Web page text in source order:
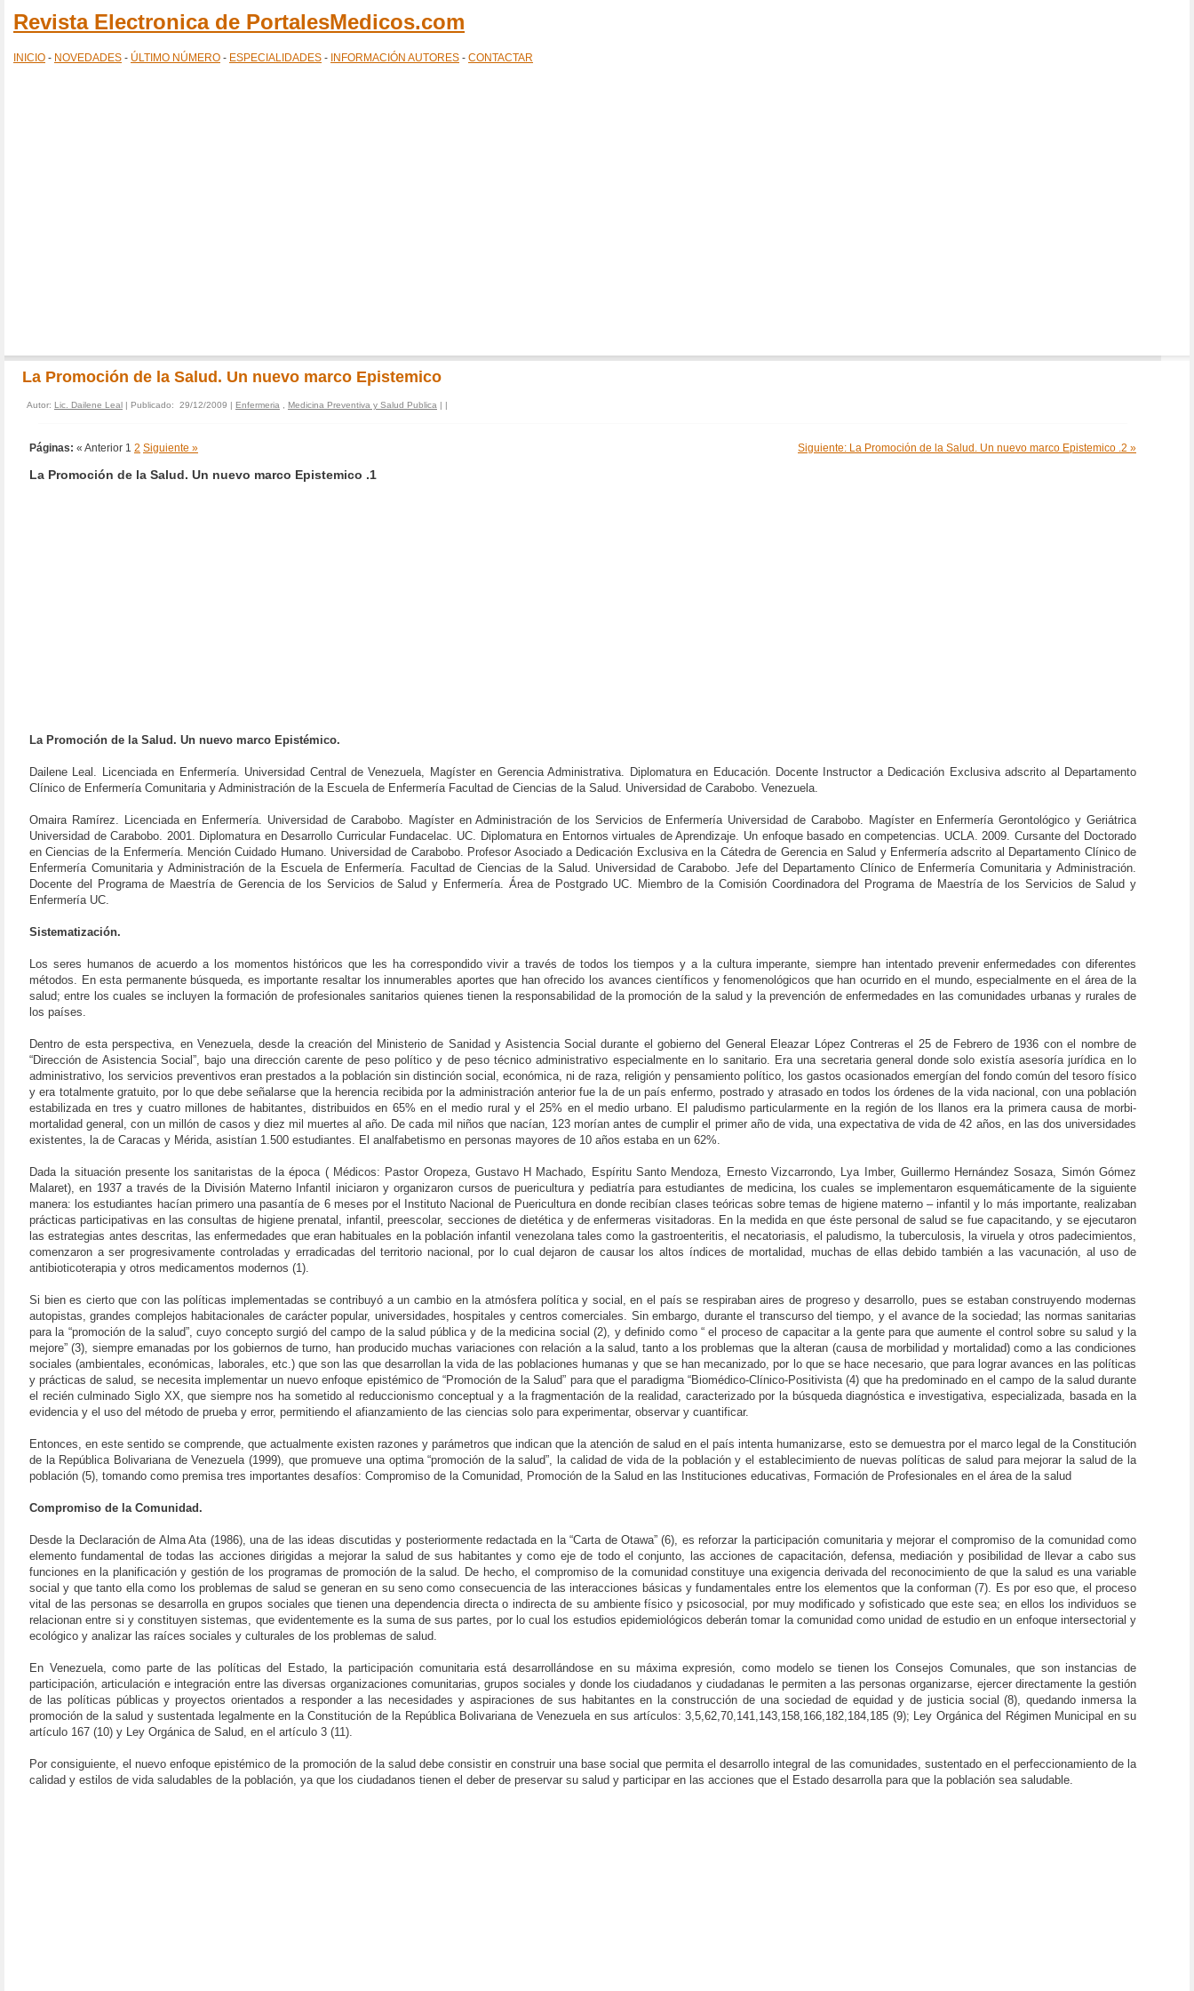
Revista Electronica de PortalesMedicos.com
INICIO - NOVEDADES - ÚLTIMO NÚMERO - ESPECIALIDADES - INFORMACIÓN AUTORES - CONTACTAR
La Promoción de la Salud. Un nuevo marco Epistemico
Autor: Lic. Dailene Leal | Publicado: 29/12/2009 | Enfermeria Medicina Preventiva y Salud Publica | |
Páginas: « Anterior 1 2 Siguiente » Siguiente: La Promoción de la Salud. Un nuevo marco Epistemico .2 »
La Promoción de la Salud. Un nuevo marco Epistemico .1
La Promoción de la Salud. Un nuevo marco Epistémico.
Dailene Leal. Licenciada en Enfermería. Universidad Central de Venezuela, Magíster en Gerencia Administrativa. Diplomatura en Educación. Docente Instructor a Dedicación Exclusiva adscrito al Departamento
Clínico de Enfermería Comunitaria y Administración de la Escuela de Enfermería Facultad de Ciencias de la Salud. Universidad de Carabobo. Venezuela.
Omaira Ramírez. Licenciada en Enfermería. Universidad de Carabobo. Magíster en Administración de los Servicios de Enfermería Universidad de Carabobo. Magíster en Enfermería Gerontológico y Geriátrica
Universidad de Carabobo. 2001. Diplomatura en Desarrollo Curricular Fundacelac. UC. Diplomatura en Entornos virtuales de Aprendizaje. Un enfoque basado en competencias. UCLA. 2009. Cursante del Doctorado
en Ciencias de la Enfermería. Mención Cuidado Humano. Universidad de Carabobo. Profesor Asociado a Dedicación Exclusiva en la Cátedra de Gerencia en Salud y Enfermería adscrito al Departamento Clínico de
Enfermería Comunitaria y Administración de la Escuela de Enfermería. Facultad de Ciencias de la Salud. Universidad de Carabobo. Jefe del Departamento Clínico de Enfermería Comunitaria y Administración.
Docente del Programa de Maestría de Gerencia de los Servicios de Salud y Enfermería. Área de Postgrado UC. Miembro de la Comisión Coordinadora del Programa de Maestría de los Servicios de Salud y
Enfermería UC.
Sistematización.
Los seres humanos de acuerdo a los momentos históricos que les ha correspondido vivir a través de todos los tiempos y a la cultura imperante, siempre han intentado prevenir enfermedades con diferentes
métodos. En esta permanente búsqueda, es importante resaltar los innumerables aportes que han ofrecido los avances científicos y fenomenológicos que han ocurrido en el mundo, especialmente en el área de la
salud; entre los cuales se incluyen la formación de profesionales sanitarios quienes tienen la responsabilidad de la promoción de la salud y la prevención de enfermedades en las comunidades urbanas y rurales de
los países.
Dentro de esta perspectiva, en Venezuela, desde la creación del Ministerio de Sanidad y Asistencia Social durante el gobierno del General Eleazar López Contreras el 25 de Febrero de 1936 con el nombre de
“Dirección de Asistencia Social”, bajo una dirección carente de peso político y de peso técnico administrativo especialmente en lo sanitario. Era una secretaria general donde solo existía asesoría jurídica en lo
administrativo, los servicios preventivos eran prestados a la población sin distinción social, económica, ni de raza, religión y pensamiento político, los gastos ocasionados emergían del fondo común del tesoro físico
y era totalmente gratuito, por lo que debe señalarse que la herencia recibida por la administración anterior fue la de un país enfermo, postrado y atrasado en todos los órdenes de la vida nacional, con una población
estabilizada en tres y cuatro millones de habitantes, distribuidos en 65% en el medio rural y el 25% en el medio urbano. El paludismo particularmente en la región de los llanos era la primera causa de morbi-
mortalidad general, con un millón de casos y diez mil muertes al año. De cada mil niños que nacían, 123 morían antes de cumplir el primer año de vida, una expectativa de vida de 42 años, en las dos universidades
existentes, la de Caracas y Mérida, asistían 1.500 estudiantes. El analfabetismo en personas mayores de 10 años estaba en un 62%.
Dada la situación presente los sanitaristas de la época ( Médicos: Pastor Oropeza, Gustavo H Machado, Espíritu Santo Mendoza, Ernesto Vizcarrondo, Lya Imber, Guillermo Hernández Sosaza, Simón Gómez
Malaret), en 1937 a través de la División Materno Infantil iniciaron y organizaron cursos de puericultura y pediatría para estudiantes de medicina, los cuales se implementaron esquemáticamente de la siguiente
manera: los estudiantes hacían primero una pasantía de 6 meses por el Instituto Nacional de Puericultura en donde recibían clases teóricas sobre temas de higiene materno – infantil y lo más importante, realizaban
prácticas participativas en las consultas de higiene prenatal, infantil, preescolar, secciones de dietética y de enfermeras visitadoras. En la medida en que éste personal de salud se fue capacitando, y se ejecutaron
las estrategias antes descritas, las enfermedades que eran habituales en la población infantil venezolana tales como la gastroenteritis, el necatoriasis, el paludismo, la tuberculosis, la viruela y otros padecimientos,
comenzaron a ser progresivamente controladas y erradicadas del territorio nacional, por lo cual dejaron de causar los altos índices de mortalidad, muchas de ellas debido también a las vacunación, al uso de
antibioticoterapia y otros medicamentos modernos (1).
Si bien es cierto que con las políticas implementadas se contribuyó a un cambio en la atmósfera política y social, en el país se respiraban aires de progreso y desarrollo, pues se estaban construyendo modernas
autopistas, grandes complejos habitacionales de carácter popular, universidades, hospitales y centros comerciales. Sin embargo, durante el transcurso del tiempo, y el avance de la sociedad; las normas sanitarias
para la “promoción de la salud”, cuyo concepto surgió del campo de la salud pública y de la medicina social (2), y definido como “ el proceso de capacitar a la gente para que aumente el control sobre su salud y la
mejore” (3), siempre emanadas por los gobiernos de turno, han producido muchas variaciones con relación a la salud, tanto a los problemas que la alteran (causa de morbilidad y mortalidad) como a las condiciones
sociales (ambientales, económicas, laborales, etc.) que son las que desarrollan la vida de las poblaciones humanas y que se han mecanizado, por lo que se hace necesario, que para lograr avances en las políticas
y prácticas de salud, se necesita implementar un nuevo enfoque epistémico de “Promoción de la Salud” para que el paradigma “Biomédico-Clínico-Positivista (4) que ha predominado en el campo de la salud durante
el recién culminado Siglo XX, que siempre nos ha sometido al reduccionismo conceptual y a la fragmentación de la realidad, caracterizado por la búsqueda diagnóstica e investigativa, especializada, basada en la
evidencia y el uso del método de prueba y error, permitiendo el afianzamiento de las ciencias solo para experimentar, observar y cuantificar.
Entonces, en este sentido se comprende, que actualmente existen razones y parámetros que indican que la atención de salud en el país intenta humanizarse, esto se demuestra por el marco legal de la Constitución
de la República Bolivariana de Venezuela (1999), que promueve una optima “promoción de la salud”, la calidad de vida de la población y el establecimiento de nuevas políticas de salud para mejorar la salud de la
población (5), tomando como premisa tres importantes desafíos: Compromiso de la Comunidad, Promoción de la Salud en las Instituciones educativas, Formación de Profesionales en el área de la salud
Compromiso de la Comunidad.
Desde la Declaración de Alma Ata (1986), una de las ideas discutidas y posteriormente redactada en la “Carta de Otawa” (6), es reforzar la participación comunitaria y mejorar el compromiso de la comunidad como
elemento fundamental de todas las acciones dirigidas a mejorar la salud de sus habitantes y como eje de todo el conjunto, las acciones de capacitación, defensa, mediación y posibilidad de llevar a cabo sus
funciones en la planificación y gestión de los programas de promoción de la salud. De hecho, el compromiso de la comunidad constituye una exigencia derivada del reconocimiento de que la salud es una variable
social y que tanto ella como los problemas de salud se generan en su seno como consecuencia de las interacciones básicas y fundamentales entre los elementos que la conforman (7). Es por eso que, el proceso
vital de las personas se desarrolla en grupos sociales que tienen una dependencia directa o indirecta de su ambiente físico y psicosocial, por muy modificado y sofisticado que este sea; en ellos los individuos se
relacionan entre si y constituyen sistemas, que evidentemente es la suma de sus partes, por lo cual los estudios epidemiológicos deberán tomar la comunidad como unidad de estudio en un enfoque intersectorial y
ecológico y analizar las raíces sociales y culturales de los problemas de salud.
En Venezuela, como parte de las políticas del Estado, la participación comunitaria está desarrollándose en su máxima expresión, como modelo se tienen los Consejos Comunales, que son instancias de
participación, articulación e integración entre las diversas organizaciones comunitarias, grupos sociales y donde los ciudadanos y ciudadanas le permiten a las personas organizarse, ejercer directamente la gestión
de las políticas públicas y proyectos orientados a responder a las necesidades y aspiraciones de sus habitantes en la construcción de una sociedad de equidad y de justicia social (8), quedando inmersa la
promoción de la salud y sustentada legalmente en la Constitución de la República Bolivariana de Venezuela en sus artículos: 3,5,62,70,141,143,158,166,182,184,185 (9); Ley Orgánica del Régimen Municipal en su
artículo 167 (10) y Ley Orgánica de Salud, en el artículo 3 (11).
Por consiguiente, el nuevo enfoque epistémico de la promoción de la salud debe consistir en construir una base social que permita el desarrollo integral de las comunidades, sustentado en el perfeccionamiento de la
calidad y estilos de vida saludables de la población, ya que los ciudadanos tienen el deber de preservar su salud y participar en las acciones que el Estado desarrolla para que la población sea saludable.